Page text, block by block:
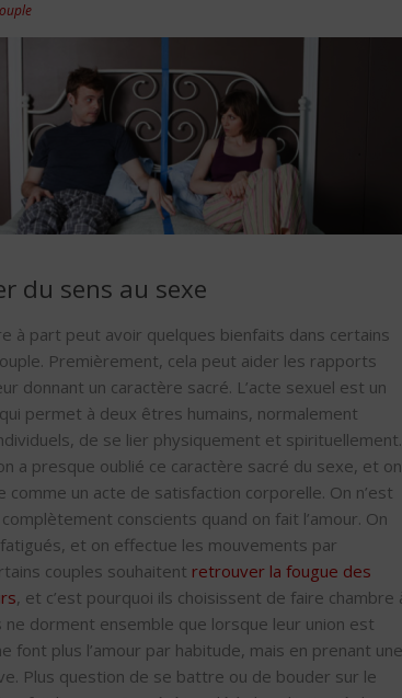
du sens au sexe
à part peut avoir quelques bienfaits dans certains
Premièrement, cela peut aider les rapports
donnant un caractère sacré. L’acte sexuel est un
qui permet à deux êtres humains, normalement
de se lier physiquement et spirituellement.
a presque oublié ce caractère sacré du sexe, et on
comme un acte de satisfaction corporelle. On n’est
conscients quand on fait l’amour. On
et on effectue les mouvements par
couples souhaitent retrouver la fougue des
, et c’est pourquoi ils choisissent de faire chambre
ne dorment ensemble que lorsque leur union est
font plus l’amour par habitude, mais en prenant une
Plus question de se battre ou de bouder sur le